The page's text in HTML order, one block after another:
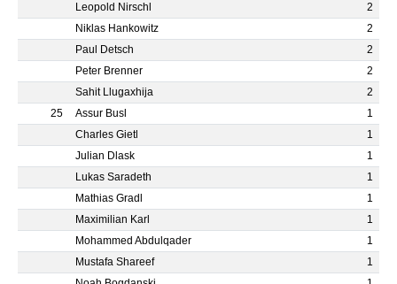
Leopold Nirschl
2
Niklas Hankowitz
2
Paul Detsch
2
Peter Brenner
2
Sahit Llugaxhija
2
25
Assur Busl
1
Charles Gietl
1
Julian Dlask
1
Lukas Saradeth
1
Mathias Gradl
1
Maximilian Karl
1
Mohammed Abdulqader
1
Mustafa Shareef
1